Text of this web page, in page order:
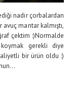
nadir çorbalardan
mantar kalmıştı,
çektim :)Normalde
gerekli diye
bir ürün oldu :)